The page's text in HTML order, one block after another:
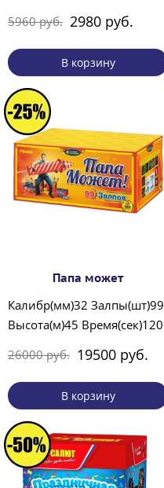
5960 руб. 2980 руб.
В корзину
Папа может
Калибр(мм)32 Залпы(шт)99
Высота(м)45 Время(сек)120
26000 руб. 19500 руб.
В корзину